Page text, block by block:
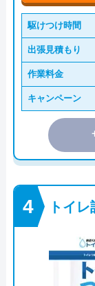
駆けつけ時間
出張見積もり
作業料金
キャンペーン
トイ